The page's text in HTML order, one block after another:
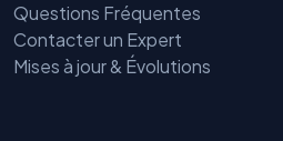
Questions Fréquentes
Contacter un Expert
Mises à jour & Évolutions